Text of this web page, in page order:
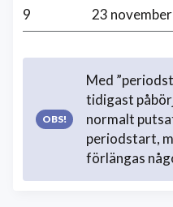
9
23 november
Med
tidigast
normalt
periodstart,
förlängas